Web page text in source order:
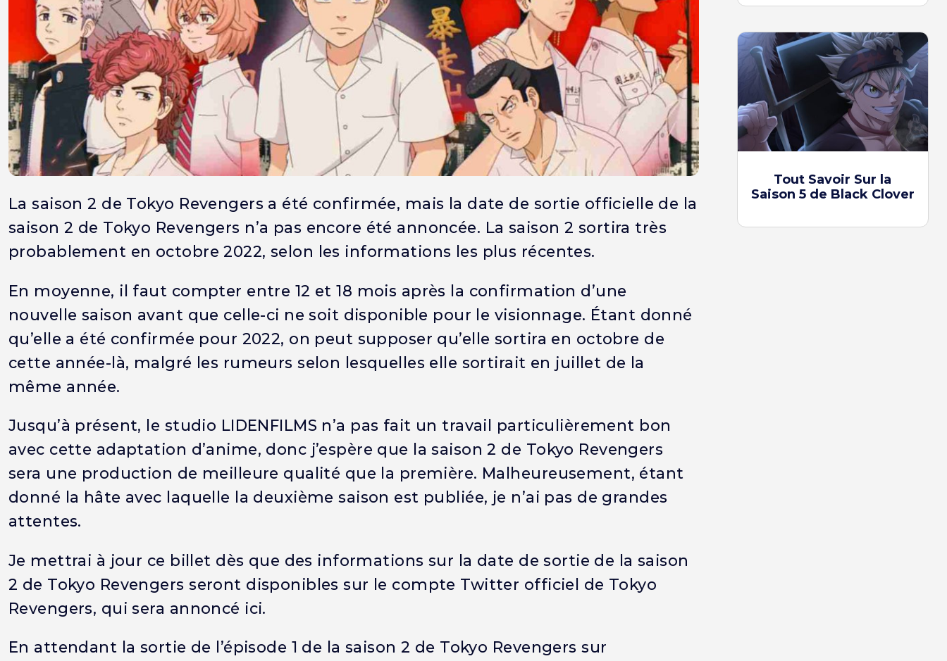
La saison 2 de Tokyo Revengers a été confirmée, mais la date de sortie officielle de la
saison 2 de Tokyo Revengers n’a pas encore été annoncée. La saison 2 sortira très
probablement en octobre 2022, selon les informations les plus récentes.
En moyenne, il faut compter entre 12 et 18 mois après la confirmation d’une
nouvelle saison avant que celle-ci ne soit disponible pour le visionnage. Étant donné
qu’elle a été confirmée pour 2022, on peut supposer qu’elle sortira en octobre de
cette année-là, malgré les rumeurs selon lesquelles elle sortirait en juillet de la
même année.
Jusqu’à présent, le studio LIDENFILMS n’a pas fait un travail particulièrement bon
avec cette adaptation d’anime, donc j’espère que la saison 2 de Tokyo Revengers
sera une production de meilleure qualité que la première. Malheureusement, étant
donné la hâte avec laquelle la deuxième saison est publiée, je n’ai pas de grandes
attentes.
Je mettrai à jour ce billet dès que des informations sur la date de sortie de la saison
2 de Tokyo Revengers seront disponibles sur le compte Twitter officiel de Tokyo
Revengers, qui sera annoncé ici.
En attendant la sortie de l’épisode 1 de la saison 2 de Tokyo Revengers sur
Tout Savoir Sur la
Saison 5 de Black Clover